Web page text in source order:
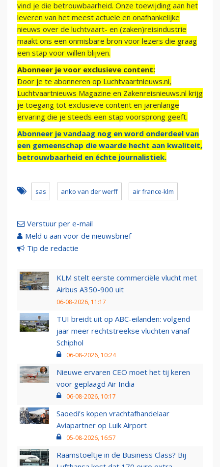
vind je die betrouwbaarheid. Onze toewijding aan het
leveren van het meest actuele en onafhankelijke
nieuws over de luchtvaart- en (zaken)reisindustrie
maakt ons een onmisbare bron voor lezers die graag
een stap voor willen blijven.
Abonneer je voor exclusieve content:
Door je te abonneren op Luchtvaartnieuws.nl,
Luchtvaartnieuws Magazine en Zakenreisnieuws.nl krijg
je toegang tot exclusieve content en jarenlange
ervaring die je steeds een stap voorsprong geeft.
Abonneer je vandaag nog en word onderdeel van
een gemeenschap die waarde hecht aan kwaliteit,
betrouwbaarheid en échte journalistiek.
sas anko van der werff air france-klm
Verstuur per e-mail
Meld u aan voor de nieuwsbrief
Tip de redactie
KLM stelt eerste commerciële vlucht met
Airbus A350-900 uit
06-08-2026, 11:17
TUI breidt uit op ABC-eilanden: volgend
jaar meer rechtstreekse vluchten vanaf
Schiphol
06-08-2026, 10:24
Nieuwe ervaren CEO moet het tij keren
voor geplaagd Air India
06-08-2026, 10:17
Saoedi’s kopen vrachtafhandelaar
Aviapartner op Luik Airport
05-08-2026, 16:57
Raamstoeltje in de Business Class? Bij